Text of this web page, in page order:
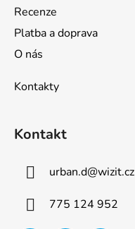
Recenze
Platba a doprava
O nás
Kontakty
Kontakt
urban.d@wizit.cz
775 124 952